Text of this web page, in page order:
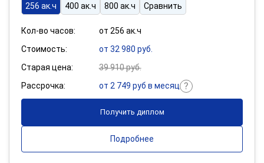
256 ак.ч 400 ак.ч 800 ак.ч Сравнить
Кол-во часов:
от 256 ак.ч
Стоимость:
от 32 980 руб.
Старая цена:
39 910 руб.
Рассрочка:
от 2 749 руб в месяц
Получить диплом
Подробнее